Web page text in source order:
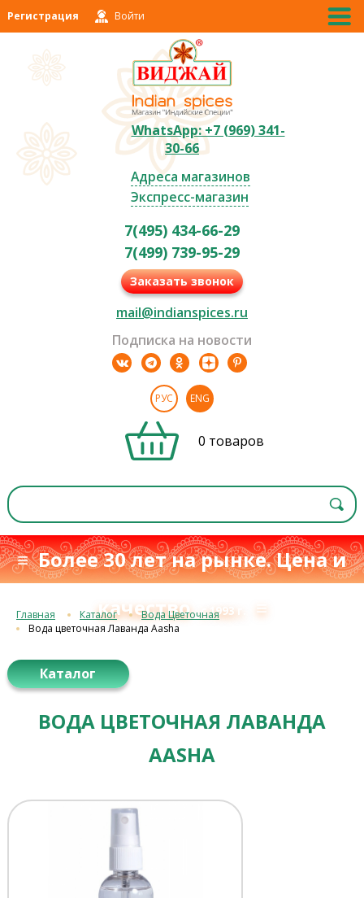
Регистрация Войти
WhatsApp: +7 (969) 341-
30-66
Адреса магазинов
Экспресс-магазин
7(495) 434-66-29
7(499) 739-95-29
Заказать звонок
mail@indianspices.ru
Подписка на новости
РУС ENG
0 товаров
≡ Более 30 лет на рынке. Цена и
качествос 1993 г. ≡
Главная Каталог
Вода Цветочная
Вода цветочная Лаванда Aasha
Каталог
ВОДА ЦВЕТОЧНАЯ ЛАВАНДА
AASHA